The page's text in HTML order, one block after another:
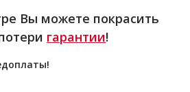
Вы можете покрасить
гарантии!